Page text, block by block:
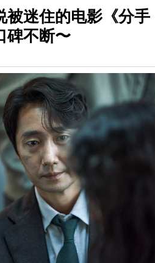
被迷住的电影《分手
碑不断〜